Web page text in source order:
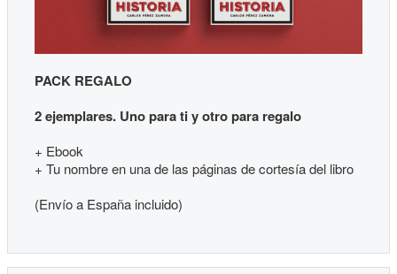
PACK REGALO
2 ejemplares. Uno para ti y otro para regalo
+ Ebook
+ Tu nombre en una de las páginas de cortesía del libro
(Envío a España incluido)